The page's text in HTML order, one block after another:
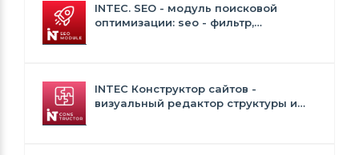
INTEC. SEO - модуль поисковой
оптимизации: seo - фильтр,
INTEC Конструктор сайтов -
визуальный редактор структуры и